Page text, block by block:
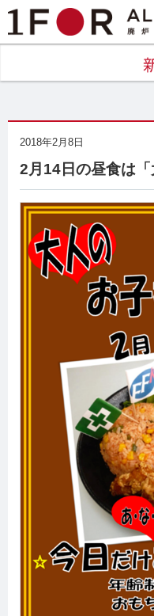
2018年2月8日
2月14日の昼食は